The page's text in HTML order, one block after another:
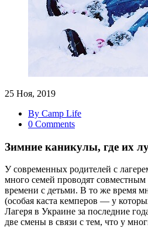
25 Ноя, 2019
By Camp Life
0 Comments
Зимние каникулы, где их
У современных родителей с
много семей проводят совместным
времени с детьми. В то же время
(особая каста кемперов — у
Лагеря в Украине за последние
две смены в связи с тем, что у